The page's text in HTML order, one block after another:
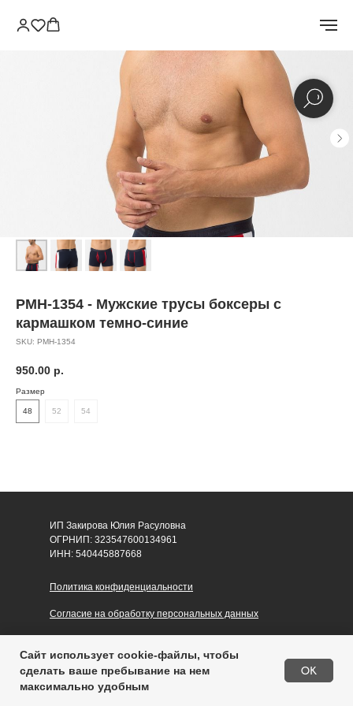
PMH-1354 - Мужские трусы боксеры с
кармашком темно-синие
SKU: PMH-1354
950.00 р.
Размер
48 52 54
Купить
Сайт использует cookie-файлы, чтобы
сделать ваше пребывание на нем
максимально удобным
OK
ИП Закирова Юлия Расуловна
ОГРНИП: 323547600134961
ИНН: 540445887668
Политика конфиденциальности
Согласие на обработку персональных данных